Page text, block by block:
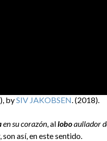
bySIV JAKOBSEN. (2018).
en su corazón, alloboaullador
así, en este sentido.